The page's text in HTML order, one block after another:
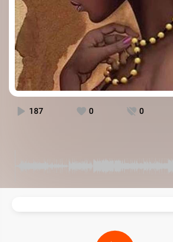
187 0 0